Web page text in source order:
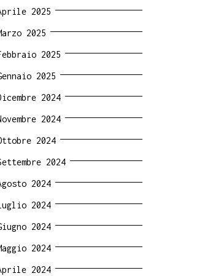
2025
2025
2025
2025
2024
2024
2024
2024
2024
2024
2024
2024
2024